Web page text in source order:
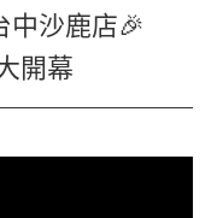
中沙鹿店🎉
開幕